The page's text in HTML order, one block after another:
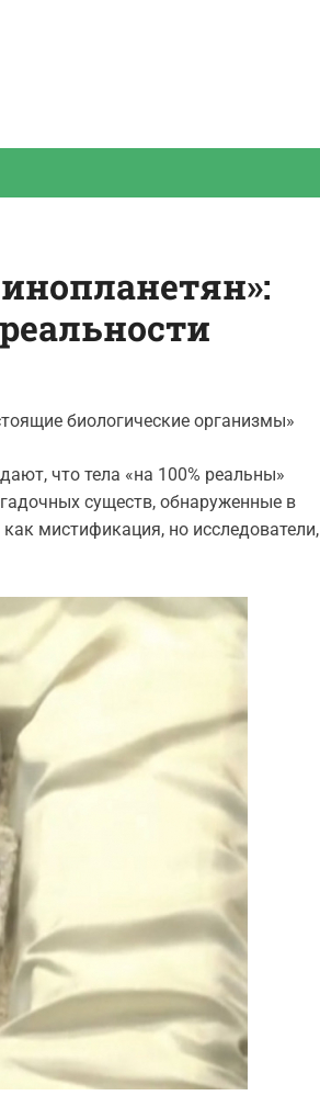
биологические организмы»
что тела «на 100% реальны»
существ, обнаруженные в
мистификация, но исследователи,